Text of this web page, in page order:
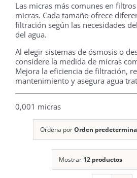
Las micras más comunes en
micras. Cada tamaño ofrece
filtración según las necesidades
del agua.
Al elegir sistemas de ósmosis o
considere la medida de micras
Mejora la eficiencia de filtración,
mantenimiento y asegura agua
0,001 micras
Ordena porOrden
Mostrar 12 productos